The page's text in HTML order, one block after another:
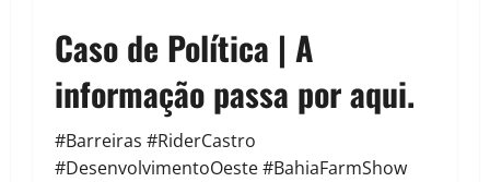
Caso de Política | A
informação passa por aqui.
#Barreiras #RiderCastro
#DesenvolvimentoOeste #BahiaFarmShow